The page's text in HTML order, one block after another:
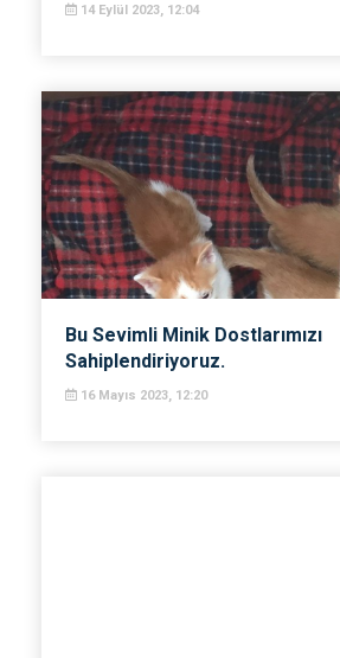
14 Eylül 2023, 12:04
Bu Sevimli Minik Dostlarımızı
Sahiplendiriyoruz.
16 Mayıs 2023, 12:20